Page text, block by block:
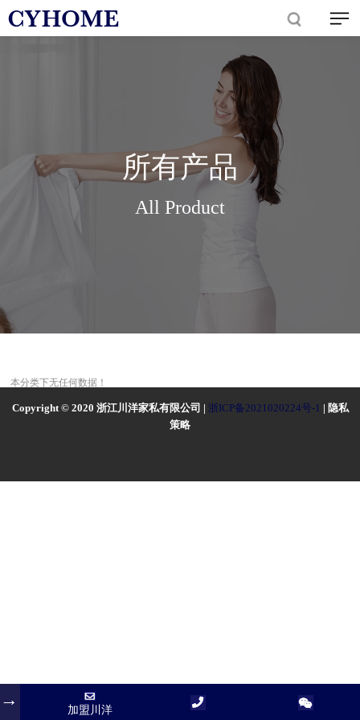
所有产品
All Product
本分类下无任何数据！
Copyright © 2020 浙江川洋家私有限公司 | 浙ICP备2021020224号-1 | 隐私
策略
加盟川洋
加盟川洋